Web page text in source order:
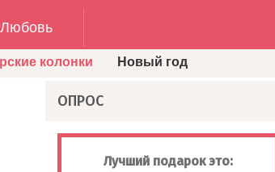
Любовь
колонки Новый год
ОПРОС
Лучший подарок это: